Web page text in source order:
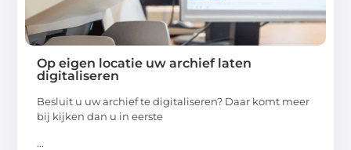
Op eigen locatie uw archief laten
digitaliseren
Besluit u uw archief te digitaliseren? Daar komt meer
bij kijken dan u in eerste
...